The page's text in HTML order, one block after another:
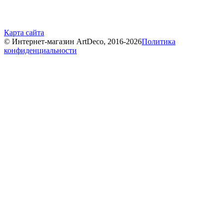
Карта сайта
© Интернет-магазин ArtDeco, 2016-2026Политика
конфиденциальности